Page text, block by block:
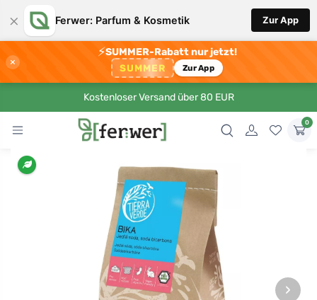
× Ferwer: Parfum & Kosmetik Zur App
×
⚡SUMMER-Rabatt nur jetzt!
SUMMER Zur App
Kostenloser Versand über 80 EUR
0
›